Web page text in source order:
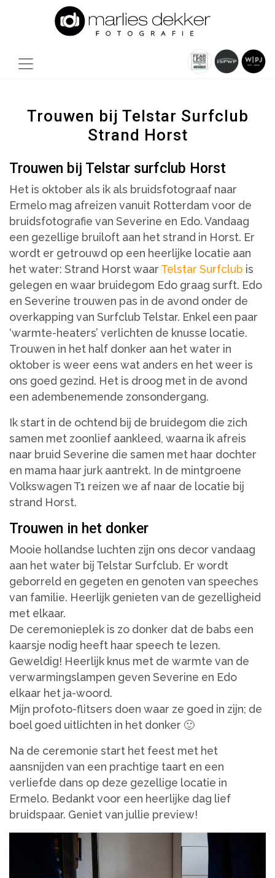
Trouwen bij Telstar Surfclub
Strand Horst
Trouwen bij Telstar surfclub Horst
Het is oktober als ik als bruidsfotograaf naar
Ermelo mag afreizen vanuit Rotterdam voor de
bruidsfotografie van Severine en Edo. Vandaag
een gezellige bruiloft aan het strand in Horst. Er
wordt er getrouwd op een heerlijke locatie aan
het water: Strand Horst waar Telstar Surfclub is
gelegen en waar bruidegom Edo graag surft. Edo
en Severine trouwen pas in de avond onder de
overkapping van Surfclub Telstar. Enkel een paar
‘warmte-heaters’ verlichten de knusse locatie.
Trouwen in het half donker aan het water in
oktober is weer eens wat anders en het weer is
ons goed gezind. Het is droog met in de avond
een adembenemende zonsondergang.
Ik start in de ochtend bij de bruidegom die zich
samen met zoonlief aankleed, waarna ik afreis
naar bruid Severine die samen met haar dochter
en mama haar jurk aantrekt. In de mintgroene
Volkswagen T1 reizen we af naar de locatie bij
strand Horst.
Trouwen in het donker
Mooie hollandse luchten zijn ons decor vandaag
aan het water bij Telstar Surfclub. Er wordt
geborreld en gegeten en genoten van speeches
van familie. Heerlijk genieten van de gezelligheid
met elkaar.
De ceremonieplek is zo donker dat de babs een
kaarsje nodig heeft haar speech te lezen.
Geweldig! Heerlijk knus met de warmte van de
verwarmingslampen geven Severine en Edo
elkaar het ja-woord.
Mijn profoto-flitsers doen waar ze goed in zijn; de
boel goed uitlichten in het donker 🙂
Na de ceremonie start het feest met het
aansnijden van een prachtige taart en een
verliefde dans op deze gezellige locatie in
Ermelo. Bedankt voor een heerlijke dag lief
bruidspaar. Geniet van jullie preview!